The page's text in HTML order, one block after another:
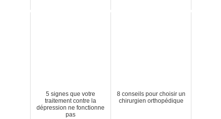
5 signes que votre
traitement contre la
dépression ne fonctionne
pas
8 conseils pour choisir un
chirurgien orthopédique